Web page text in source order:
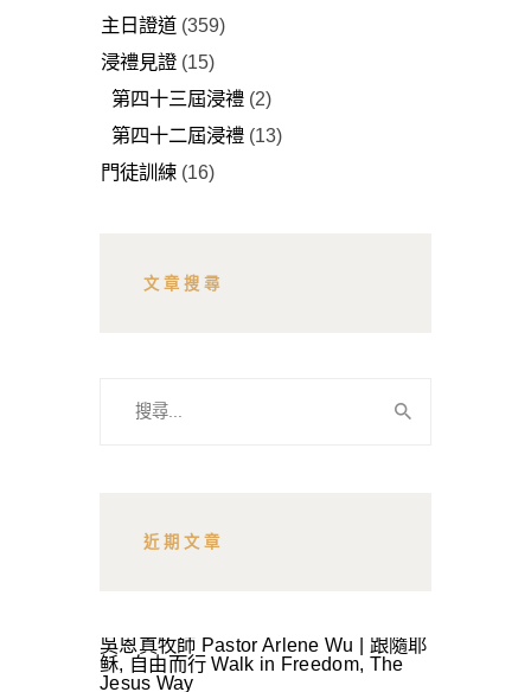
主日證道 (359)
浸禮見證 (15)
第四十三屆浸禮 (2)
第四十二屆浸禮 (13)
門徒訓練 (16)
文章搜尋
近期文章
吳恩真牧師 Pastor Arlene Wu | 跟隨耶
稣, 自由而行 Walk in Freedom, The
Jesus Way